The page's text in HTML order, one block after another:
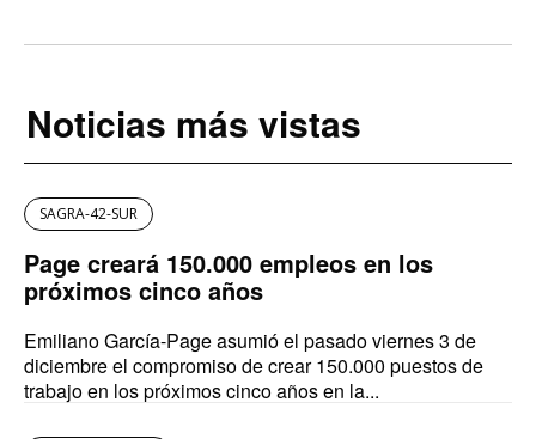
Noticias más vistas
SAGRA-42-SUR
Page creará 150.000 empleos en los
próximos cinco años
Emiliano García-Page asumió el pasado viernes 3 de
diciembre el compromiso de crear 150.000 puestos de
trabajo en los próximos cinco años en la...